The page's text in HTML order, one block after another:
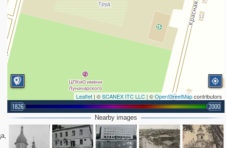
Leaflet | ©SCANEX ITC LLC | ©OpenStreetMapcontributors
1826 2000
Nearby images